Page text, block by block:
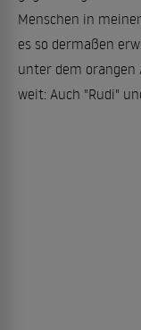
Menschen in
es so dermaßen
unter dem orangen
weit: Auch "Rudi"